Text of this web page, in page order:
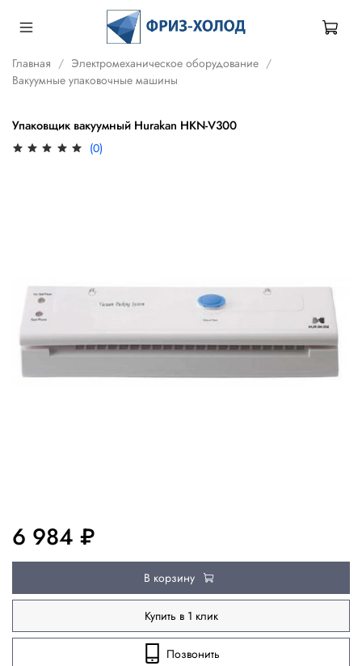
Главная
Электромеханическое оборудование
Вакуумные упаковочные машины
Упаковщик вакуумный Hurakan HKN-V300
(0)
6 984 ₽
В корзину
Купить в 1 клик
Позвонить